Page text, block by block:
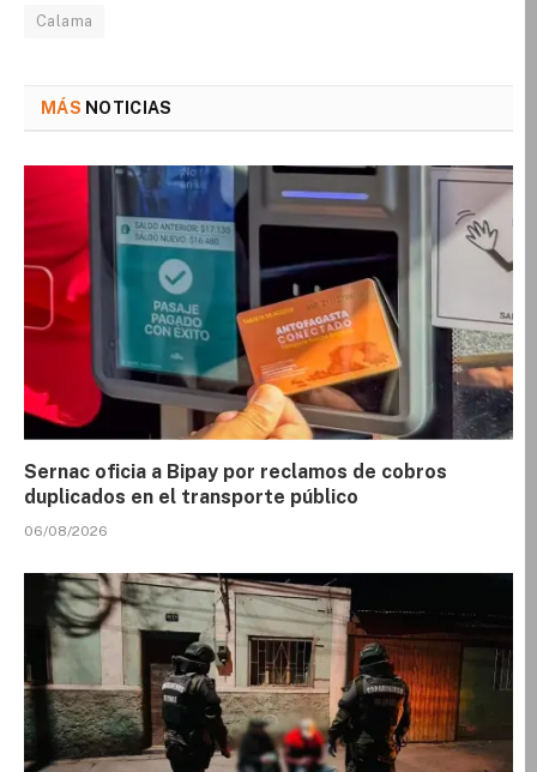
personal de Carabineros, a
Calama
MÁS NOTICIAS
Sernac oficia a Bipay por reclamos de cobros
duplicados en el transporte público
06/08/2026